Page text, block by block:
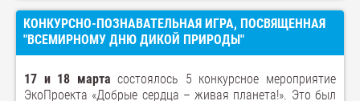
КОНКУРСНО-ПОЗНАВАТЕЛЬНАЯ ИГРА, ПОСВЯЩЕННАЯ
"ВСЕМИРНОМУ ДНЮ ДИКОЙ ПРИРОДЫ"
17 и 18 марта состоялось 5 конкурсное мероприятие
ЭкоПроекта «Добрые сердца – живая планета!». Это был